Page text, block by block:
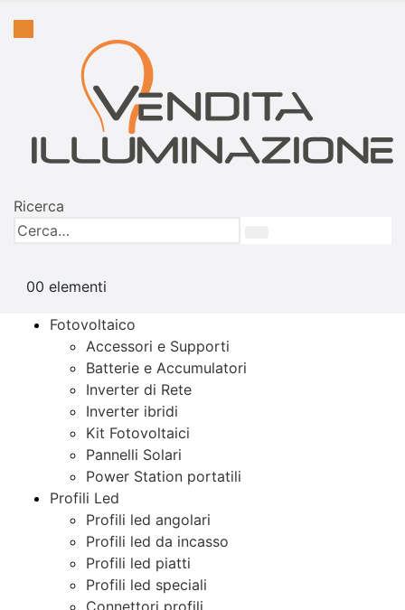
Ricerca
00 elementi
Fotovoltaico
Accessori e Supporti
Batterie e Accumulatori
Inverter di Rete
Inverter ibridi
Kit Fotovoltaici
Pannelli Solari
Power Station portatili
Profili Led
Profili led angolari
Profili led da incasso
Profili led piatti
Profili led speciali
Connettori profili